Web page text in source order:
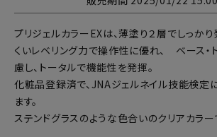
プリジェルカラーEXは、薄塗り２層でしっかり
くいレベリング力で操作性に優れ、 ベース・
慮し、トータルで機能性を発揮。
化粧品登録済で、JNAジェルネイル技能検定
ます。
ステンドグラスのような色合いのクリアカラー